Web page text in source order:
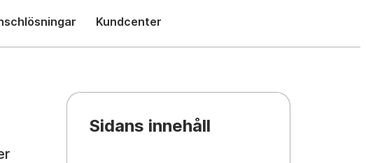
Kundcenter
Sidans innehåll